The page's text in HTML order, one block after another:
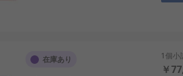
3対応などがあります。安全リレー、
対応などがあります。粉じん、油ミス
在庫あり 1個小
￥